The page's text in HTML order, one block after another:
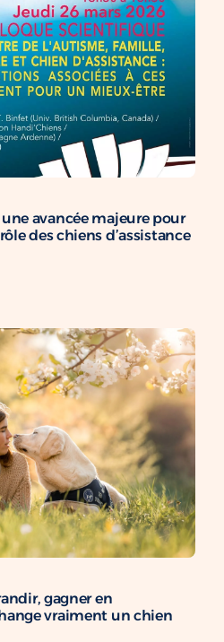
avancée majeure pour
des chiens d’assistance
gagner en
vraiment un chien